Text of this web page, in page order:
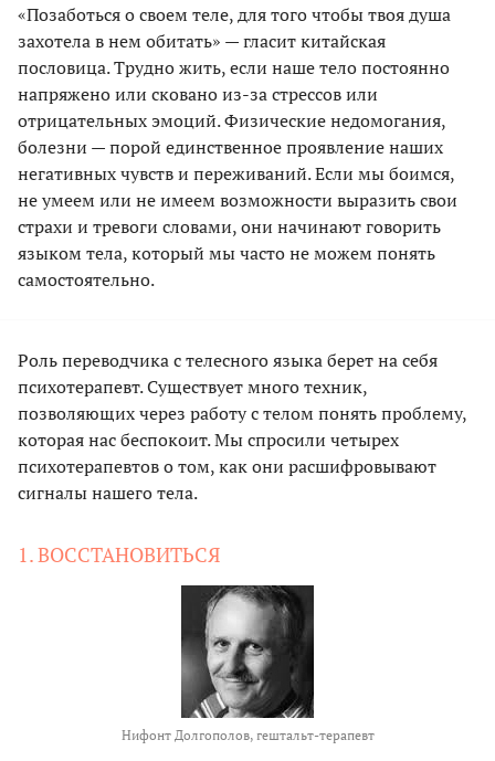
«Позаботься о своем теле, для того чтобы твоя душа
захотела в нем обитать» — гласит китайская
пословица. Трудно жить, если наше тело постоянно
напряжено или сковано из-за стрессов или
отрицательных эмоций. Физические недомогания,
болезни — порой единственное проявление наших
негативных чувств и переживаний. Если мы боимся,
не умеем или не имеем возможности выразить свои
страхи и тревоги словами, они начинают говорить
языком тела, который мы часто не можем понять
самостоятельно.
Роль переводчика с телесного языка берет на себя
психотерапевт. Существует много техник,
позволяющих через работу с телом понять проблему,
которая нас беспокоит. Мы спросили четырех
психотерапевтов о том, как они расшифровывают
сигналы нашего тела.
1. ВОССТАНОВИТЬСЯ
Нифонт Долгополов, гештальт-терапевт